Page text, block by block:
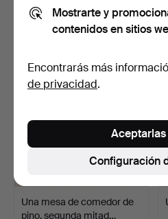
32 pujas
310 USD
Una mesa de comedor de
pino, segunda mitad…
Mostrarte y
contenidos en sitios
Encontrarás más
de privacidad.
Configuración